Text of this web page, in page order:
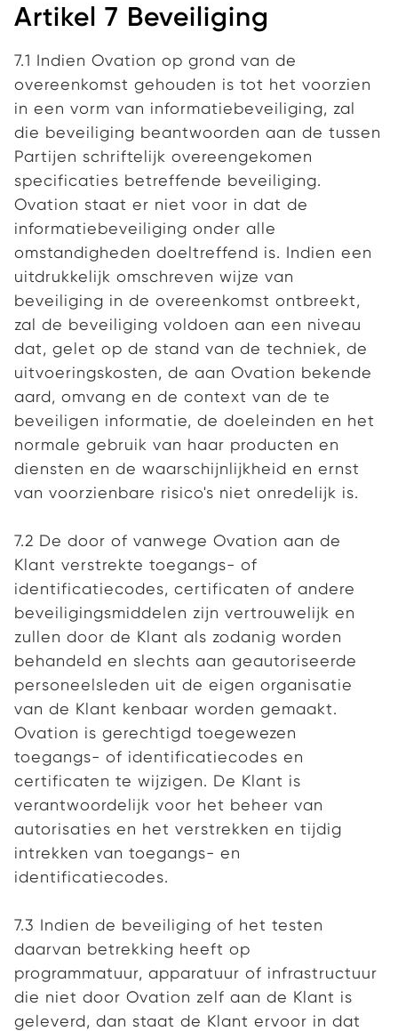
Artikel 7 Beveiliging
7.1 Indien Ovation op grond van de
overeenkomst gehouden is tot het voorzien
in een vorm van informatiebeveiliging, zal
die beveiliging beantwoorden aan de tussen
Partijen schriftelijk overeengekomen
specificaties betreffende beveiliging.
Ovation staat er niet voor in dat de
informatiebeveiliging onder alle
omstandigheden doeltreffend is. Indien een
uitdrukkelijk omschreven wijze van
beveiliging in de overeenkomst ontbreekt,
zal de beveiliging voldoen aan een niveau
dat, gelet op de stand van de techniek, de
uitvoeringskosten, de aan Ovation bekende
aard, omvang en de context van de te
beveiligen informatie, de doeleinden en het
normale gebruik van haar producten en
diensten en de waarschijnlijkheid en ernst
van voorzienbare risico's niet onredelijk is.
7.2 De door of vanwege Ovation aan de
Klant verstrekte toegangs- of
identificatiecodes, certificaten of andere
beveiligingsmiddelen zijn vertrouwelijk en
zullen door de Klant als zodanig worden
behandeld en slechts aan geautoriseerde
personeelsleden uit de eigen organisatie
van de Klant kenbaar worden gemaakt.
Ovation is gerechtigd toegewezen
toegangs- of identificatiecodes en
certificaten te wijzigen. De Klant is
verantwoordelijk voor het beheer van
autorisaties en het verstrekken en tijdig
intrekken van toegangs- en
identificatiecodes.
7.3 Indien de beveiliging of het testen
daarvan betrekking heeft op
programmatuur, apparatuur of infrastructuur
die niet door Ovation zelf aan de Klant is
geleverd, dan staat de Klant ervoor in dat